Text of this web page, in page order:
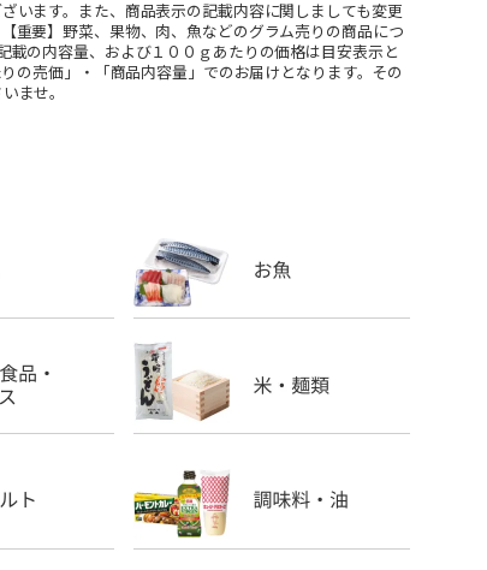
います。また、商品表示の記載内容に関しましても変更
重要】野菜、果物、肉、魚などのグラム売りの商品につ
の内容量、および１００ｇあたりの価格は目安表示と
の売価」・「商品内容量」でのお届けとなります。その
ませ。